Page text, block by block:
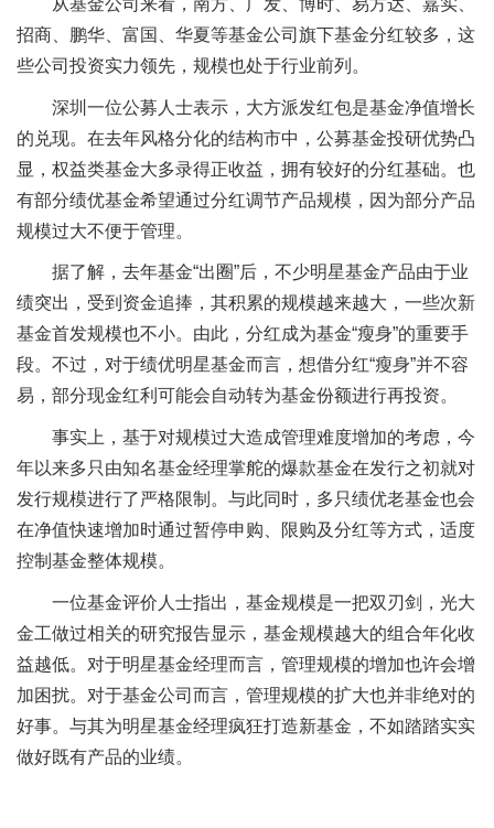
从基金公司来看，南方、广发、博时、易方达、嘉实、
招商、鹏华、富国、华夏等基金公司旗下基金分红较多，这
些公司投资实力领先，规模也处于行业前列。
深圳一位公募人士表示，大方派发红包是基金净值增长
的兑现。在去年风格分化的结构市中，公募基金投研优势凸
显，权益类基金大多录得正收益，拥有较好的分红基础。也
有部分绩优基金希望通过分红调节产品规模，因为部分产品
规模过大不便于管理。
据了解，去年基金“出圈”后，不少明星基金产品由于业
绩突出，受到资金追捧，其积累的规模越来越大，一些次新
基金首发规模也不小。由此，分红成为基金“瘦身”的重要手
段。不过，对于绩优明星基金而言，想借分红“瘦身”并不容
易，部分现金红利可能会自动转为基金份额进行再投资。
事实上，基于对规模过大造成管理难度增加的考虑，今
年以来多只由知名基金经理掌舵的爆款基金在发行之初就对
发行规模进行了严格限制。与此同时，多只绩优老基金也会
在净值快速增加时通过暂停申购、限购及分红等方式，适度
控制基金整体规模。
一位基金评价人士指出，基金规模是一把双刃剑，光大
金工做过相关的研究报告显示，基金规模越大的组合年化收
益越低。对于明星基金经理而言，管理规模的增加也许会增
加困扰。对于基金公司而言，管理规模的扩大也并非绝对的
好事。与其为明星基金经理疯狂打造新基金，不如踏踏实实
做好既有产品的业绩。